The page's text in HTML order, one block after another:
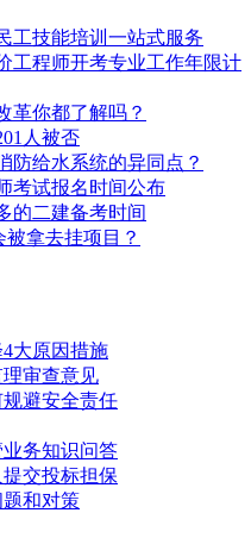
工技能培训一站式服务
工程师开考专业工作年限计
革你都了解吗？
人被否
防给水系统的异同点？
考试报名时间公布
的二建备考时间
拿去挂项目？
大原因措施
审查意见
避安全责任
务知识问答
交投标担保
和对策